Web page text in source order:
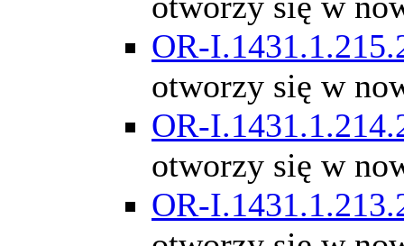
OR-
otworzy się w
OR-
otworzy się w
OR-